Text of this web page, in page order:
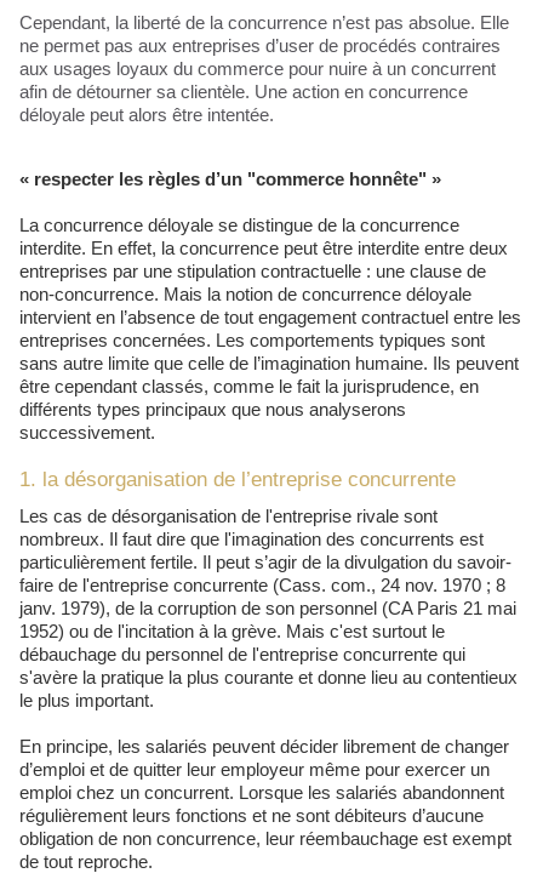
Cependant, la liberté de la concurrence n’est pas absolue. Elle
ne permet pas aux entreprises d’user de procédés contraires
aux usages loyaux du commerce pour nuire à un concurrent
afin de détourner sa clientèle. Une action en concurrence
déloyale peut alors être intentée.
« respecter les règles d’un "commerce honnête" »
La concurrence déloyale se distingue de la concurrence
interdite. En effet, la concurrence peut être interdite entre deux
entreprises par une stipulation contractuelle : une clause de
non-concurrence. Mais la notion de concurrence déloyale
intervient en l’absence de tout engagement contractuel entre les
entreprises concernées. Les comportements typiques sont
sans autre limite que celle de l’imagination humaine. Ils peuvent
être cependant classés, comme le fait la jurisprudence, en
différents types principaux que nous analyserons
successivement.
1. la désorganisation de l’entreprise concurrente
Les cas de désorganisation de l'entreprise rivale sont
nombreux. Il faut dire que l'imagination des concurrents est
particulièrement fertile. Il peut s’agir de la divulgation du savoir-
faire de l'entreprise concurrente (Cass. com., 24 nov. 1970 ; 8
janv. 1979), de la corruption de son personnel (CA Paris 21 mai
1952) ou de l'incitation à la grève. Mais c'est surtout le
débauchage du personnel de l'entreprise concurrente qui
s'avère la pratique la plus courante et donne lieu au contentieux
le plus important.
En principe, les salariés peuvent décider librement de changer
d’emploi et de quitter leur employeur même pour exercer un
emploi chez un concurrent. Lorsque les salariés abandonnent
régulièrement leurs fonctions et ne sont débiteurs d’aucune
obligation de non concurrence, leur réembauchage est exempt
de tout reproche.